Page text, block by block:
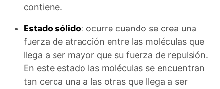
contiene.
Estado sólido: ocurre cuando se crea una
fuerza de atracción entre las moléculas que
llega a ser mayor que su fuerza de repulsión.
En este estado las moléculas se encuentran
tan cerca una a las otras que llega a ser